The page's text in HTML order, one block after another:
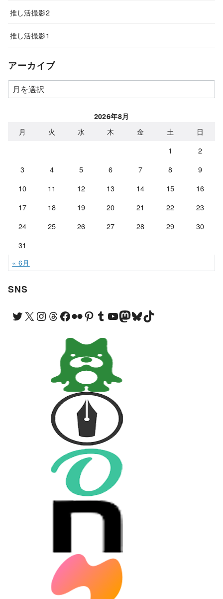
推し活撮影2
推し活撮影1
アーカイブ
ア
ー
2026年8月
月 火 水 木 金 土
日
1
2
3
4 5 6 7 8
9
10
11 12 13 14 15
16
17
18 19 20 21 22
23
24
25 26 27 28 29
30
31
« 6月
SNS
Twitter X Instagram Threads Facebook Flickr Pinterest Tumblr YouTube Mastodon Bluesky TikTok